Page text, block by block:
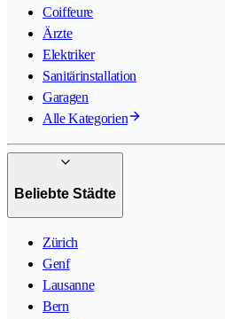
Coiffeure
Ärzte
Elektriker
Sanitärinstallation
Garagen
Alle Kategorien
Beliebte Städte
Zürich
Genf
Lausanne
Bern